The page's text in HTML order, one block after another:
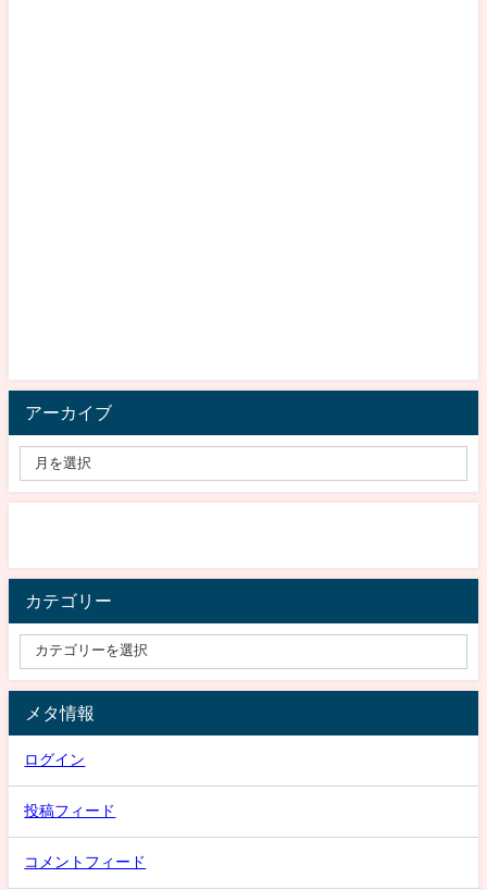
アーカイブ
カテゴリー
メタ情報
ログイン
投稿フィード
コメントフィード